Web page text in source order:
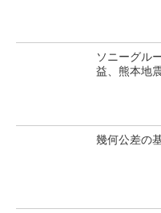
ソニーグル
益、熊本地
幾何公差の